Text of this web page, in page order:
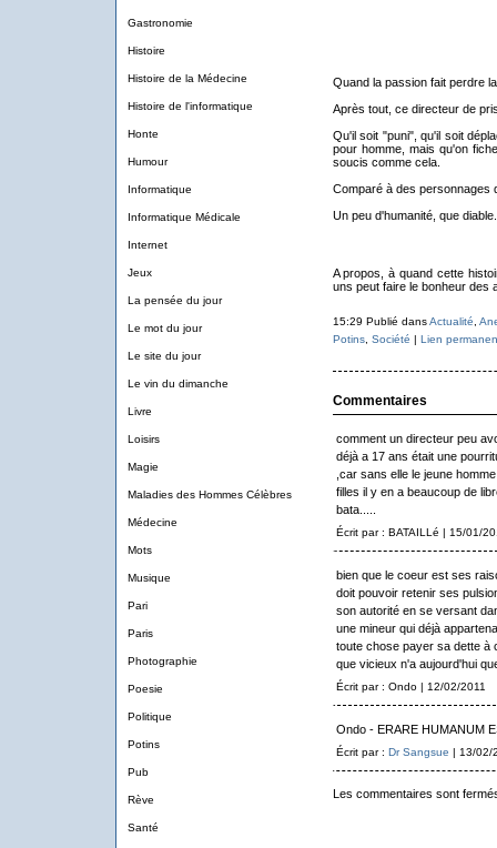
Gastronomie
Histoire
Histoire de la Médecine
Histoire de l'informatique
Honte
Humour
Informatique
Informatique Médicale
Internet
Jeux
La pensée du jour
Le mot du jour
Le site du jour
Le vin du dimanche
Livre
Loisirs
Magie
Maladies des Hommes Célèbres
Médecine
Mots
Musique
Pari
Paris
Photographie
Poesie
Politique
Potins
Pub
Rève
Santé
Quand la passion fait perdre
Après tout, ce directeur de
Qu'il soit "puni", qu'il soit
pour homme, mais qu'on
soucis comme cela.
Comparé à des personnages
Un peu d'humanité, que diable.
A propos, à quand cette
uns peut faire le bonheur des
15:29 Publié dansActualité
Potins, Société | Lien
Commentaires
comment un directeur peu
déjà a 17 ans était une
,car sans elle le jeune
filles il y en a beaucoup de
bata.....
Écrit par : BATAILLé | 15/01/
bien que le coeur est ses
doit pouvoir retenir ses
son autorité en se versant
une mineur qui déjà
toute chose payer sa dette à
que vicieux n'a aujourd'hui
Écrit par : Ondo | 12/02/2011
Ondo - ERARE HUMANUM
Écrit par : Dr Sangsue | 13/02/
Les commentaires sont